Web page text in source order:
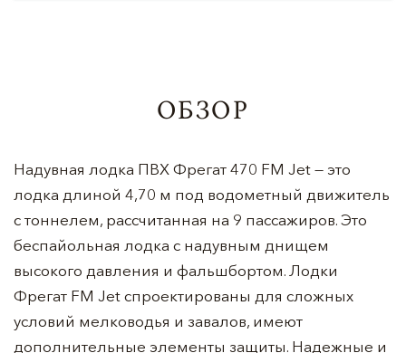
ОБЗОР
Надувная лодка ПВХ Фрегат 470 FM Jet — это
лодка длиной 4,70 м под водометный движитель
с тоннелем, рассчитанная на 9 пассажиров. Это
беспайольная лодка с надувным днищем
высокого давления и фальшбортом. Лодки
Фрегат FM Jet спроектированы для сложных
условий мелководья и завалов, имеют
дополнительные элементы защиты. Надежные и